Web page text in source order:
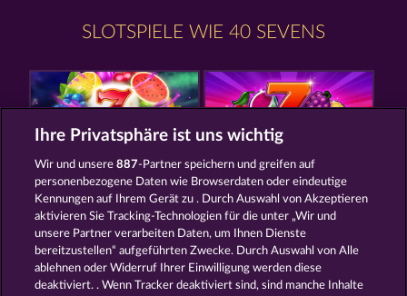
SLOTSPIELE WIE 40 SEVENS
7 SUPERNOVA FRUITS FANCY FRUITS
Ihre Privatsphäre ist uns wichtig
Wir und unsere887-Partner speichern und greifen auf
personenbezogene Daten wie Browserdaten oder eindeutige
Kennungen auf Ihrem Gerät zu . Durch Auswahl von Akzeptieren
aktivieren Sie Tracking-Technologien für die unter „Wir und
unsere Partner verarbeiten Daten, um Ihnen Dienste
bereitzustellen“ aufgeführten Zwecke. Durch Auswahl von Alle
ablehnen oder Widerruf Ihrer Einwilligung werden diese
deaktiviert. . Wenn Tracker deaktiviert sind, sind manche Inhalte